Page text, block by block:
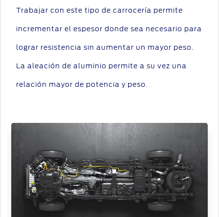
Trabajar con este tipo de carrocería permite
incrementar el espesor donde sea necesario para
lograr resistencia sin aumentar un mayor peso.
La aleación de aluminio permite a su vez una
relación mayor de potencia y peso.